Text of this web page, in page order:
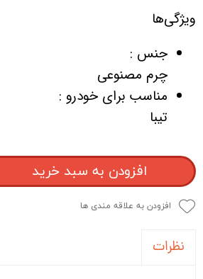
ویژگی‌ها
جنس :
چرم مصنوعی
مناسب برای خودرو :
تیبا
افزودن به سبد خرید
افزودن به علاقه مندی ها
نظرات